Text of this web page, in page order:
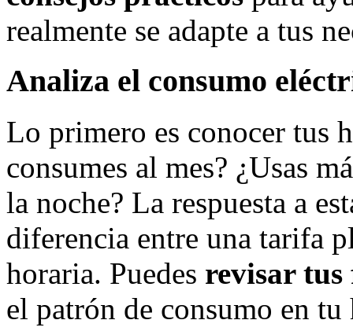
realmente se adapte a tus
Analiza el consumo
Lo primero es conocer tus
consumes al mes? ¿Usas
la noche? La respuesta a
diferencia entre una tarifa
horaria. Puedes revisar tus
el patrón de consumo en tu